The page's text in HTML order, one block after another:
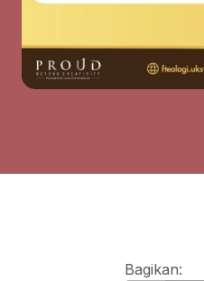
Bagikan: